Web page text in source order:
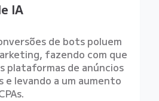
IA
de bots poluem
fazendo com que
plataformas de anúncios
e levando a um aumento